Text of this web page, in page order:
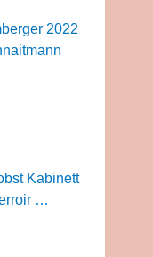
2022
Kabinett
…